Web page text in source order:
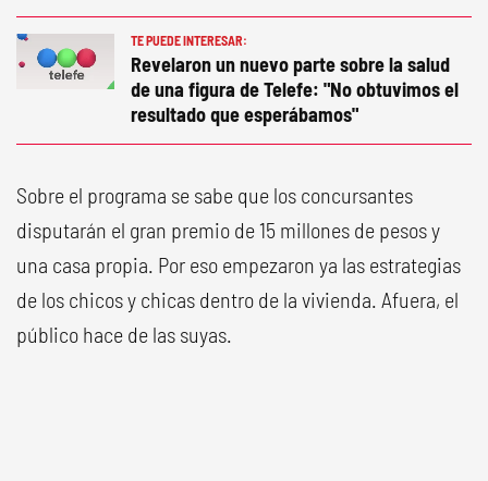
TE PUEDE INTERESAR:
Revelaron un nuevo parte sobre la salud
de una figura de Telefe: "No obtuvimos el
resultado que esperábamos"
Sobre el programa se sabe que los concursantes
disputarán el gran premio de 15 millones de pesos y
una casa propia. Por eso empezaron ya las estrategias
de los chicos y chicas dentro de la vivienda. Afuera, el
público hace de las suyas.